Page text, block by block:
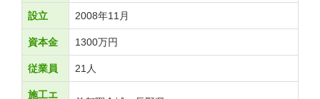
設立 2008年11月
資本金 1300万円
従業員 21人
施工エ